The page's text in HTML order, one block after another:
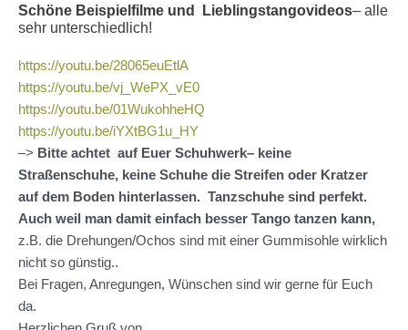
Schöne Beispielfilme und Lieblingstangovideos– alle
sehr unterschiedlich!
https://youtu.be/28065euEtlA
https://youtu.be/vj_WePX_vE0
https://youtu.be/01WukohheHQ
https://youtu.be/iYXtBG1u_HY
–> Bitte achtet auf Euer Schuhwerk– keine
Straßenschuhe, keine Schuhe die Streifen oder Kratzer
auf dem Boden hinterlassen. Tanzschuhe sind perfekt.
Auch weil man damit einfach besser Tango tanzen kann,
z.B. die Drehungen/Ochos sind mit einer Gummisohle wirklich
nicht so günstig..
Bei Fragen, Anregungen, Wünschen sind wir gerne für Euch
da.